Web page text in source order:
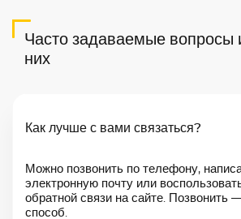
Часто задаваемые вопросы
них
Как лучше с вами связаться?
Можно позвонить по телефону,
электронную почту или
обратной связи на сайте.
способ.